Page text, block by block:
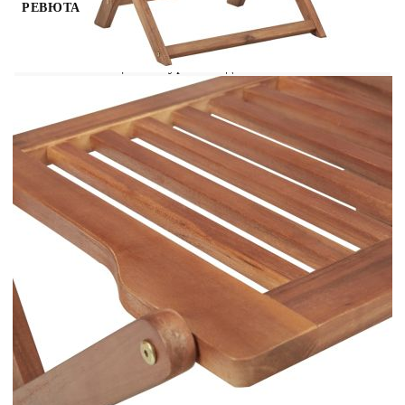
РЕВЮТА
Тези сгъваеми столове от акациево дърво масив
с възглавници осигуряват идеалното място за
отдих и наслада на слънцето в градината или
вътрешния двор. Тези градински столове са
изработени от масивна акациева дървесина,
което ги прави здрави и стабилни. Масивното
акациево дърво има силата да понесе тежестта и
да издържи на износването на времето, така че
тези външни столове осигуряват години на
релакс. Освен това столовете могат да се сгъват,
за да се пести място, когато не се използват.
Включените възглавници придават
допълнителен комфорт. Всяка възглавница
разполага с два комплекта връзки, за да се
фиксира плътно върху стола. Забележка: За да
удължите живота на вашите градински мебели,
препоръчваме ви да ги почиствате редовно и да
не ги оставяте ненужно на открито без
защита.Почистване: Използвайте мек сапунен
разтворСъхранение: Ако е възможно,
съхранявайте на хладно и сухо място на
закрито. Ако продуктът се съхранява на